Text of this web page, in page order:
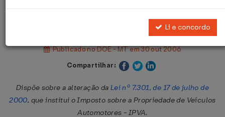
Lei nº 8.570 de 30/10/2006
Publicado no DOE - MT em 30 out 2006
Compartilhar:
Dispõe sobre a alteração da Lei nº 7.301, de 17 de julho de
2000, que institui o Imposto sobre a Propriedade de Veículos
Automotores - IPVA.
Li e concordo